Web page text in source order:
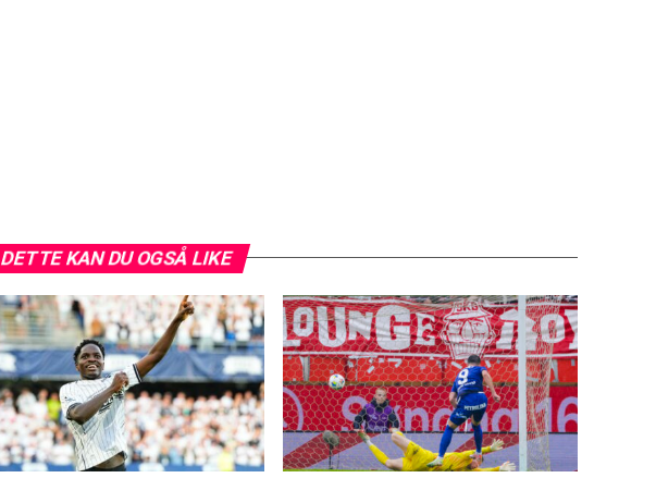
DETTE KAN DU OGSÅ LIKE